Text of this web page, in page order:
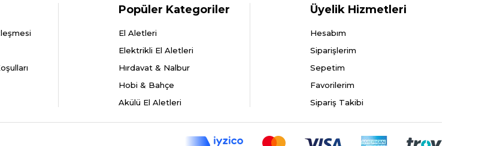
Popüler Kategoriler
El Aletleri
Elektrikli El Aletleri
Hırdavat & Nalbur
Hobi & Bahçe
Akülü El Aletleri
Üyelik Hizmetleri
Hesabım
Siparişlerim
Sepetim
Favorilerim
Sipariş Takibi